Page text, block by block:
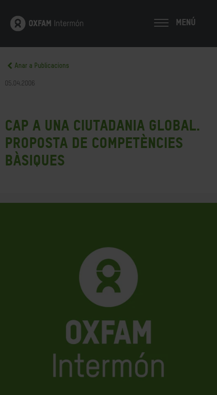
MENÚ
Anar a Publicacions
05.04.2006
Cap a una ciutadania Global.
Proposta de competències
bàsiques